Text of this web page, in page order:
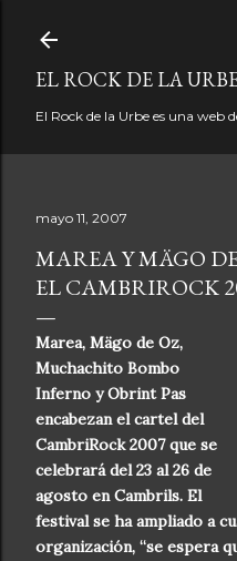
EL ROCK DE LA
El Rock de la Urbe es una web
mayo 11, 2007
MAREA Y MÄGO
EL CAMBRIROCK
Marea, Mägo de Oz,
Muchachito Bombo
Inferno y Obrint Pas
encabezan el cartel del
CambriRock 2007 que se
celebrará del 23 al 26 de
agosto en Cambrils. El
festival se ha ampliado a
organización, “se espera